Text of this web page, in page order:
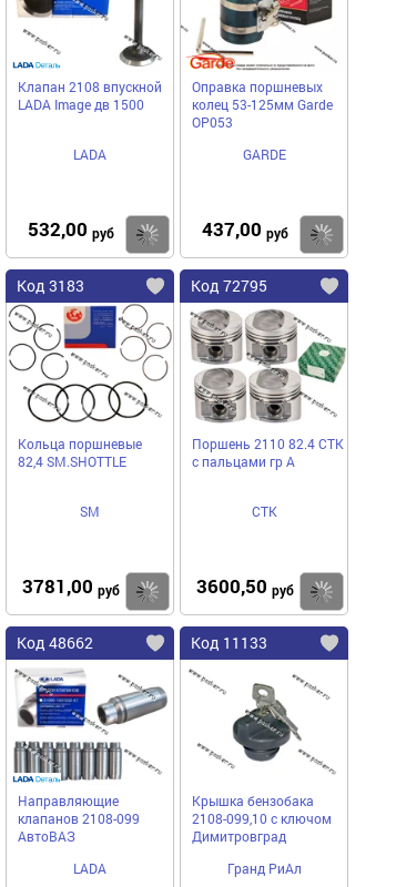
Клапан 2108 впускной
LADA Image дв 1500
LADA
532,00 руб Купить
Оправка поршневых
колец 53-125мм Garde
OP053
GARDE
437,00 руб
Код 3183
Кольца поршневые
82,4 SM.SHOTTLE
SM
3781,00 руб Купить
Код 72795
Поршень 2110 82.4 СТК
с пальцами гр A
СТК
3600,50 руб
Код 48662
Направляющие
клапанов 2108-099
АвтоВАЗ
LADA
Код 11133
Крышка бензобака
2108-099,10 с ключом
Димитровград
Гранд РиАл